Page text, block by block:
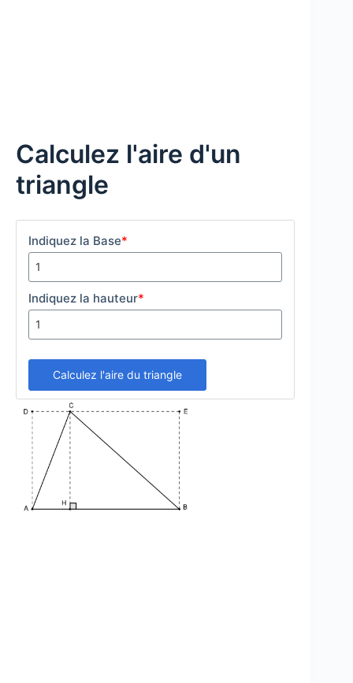
Calculez l'aire d'un
triangle
Indiquez la Base*
Indiquez la hauteur*
Calculez l'aire du triangle